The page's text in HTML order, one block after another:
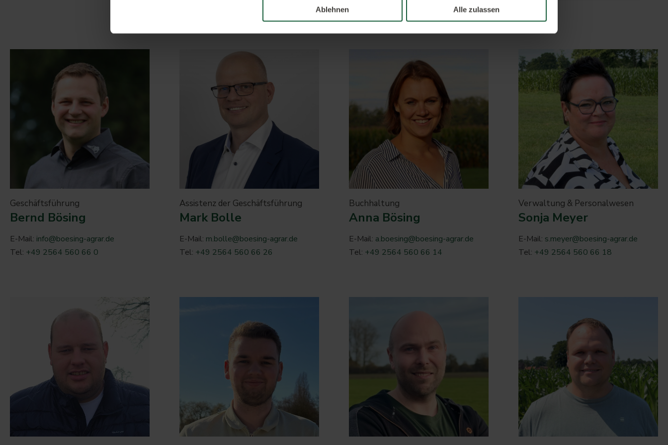
Ablehnen Alle zulassen
Geschäftsführung
Bernd Bösing
E-Mail: info@boesing-agrar.de
Tel: +49 2564 560 66 0
Assistenz der Geschäftsführung
Mark Bolle
E-Mail: m.bolle@boesing-agrar.de
Tel: +49 2564 560 66 26
Buchhaltung
Anna Bösing
E-Mail: a.boesing@boesing-agrar.de
Tel: +49 2564 560 66 14
Verwaltung & Personalwesen
Sonja Meyer
E-Mail: s.meyer@boesing-agrar.de
Tel: +49 2564 560 66 18